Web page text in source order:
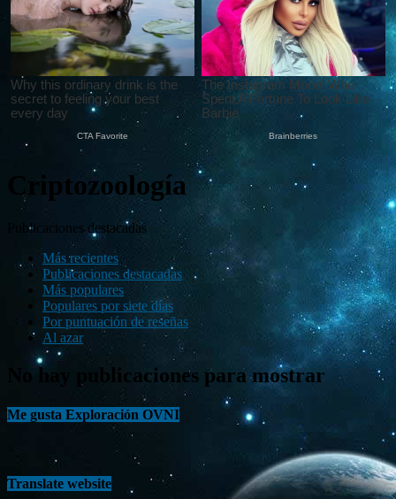
Criptozoología
Publicaciones destacadas
Más recientes
Publicaciones destacadas
Más populares
Populares por siete días
Por puntuación de reseñas
Al azar
No hay publicaciones para mostrar
Me gusta Exploración OVNI
Translate website